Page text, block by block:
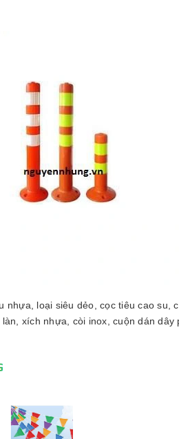
loại siêu dẻo, cọc tiêu cao su,
xích nhựa, còi inox, cuộn dán